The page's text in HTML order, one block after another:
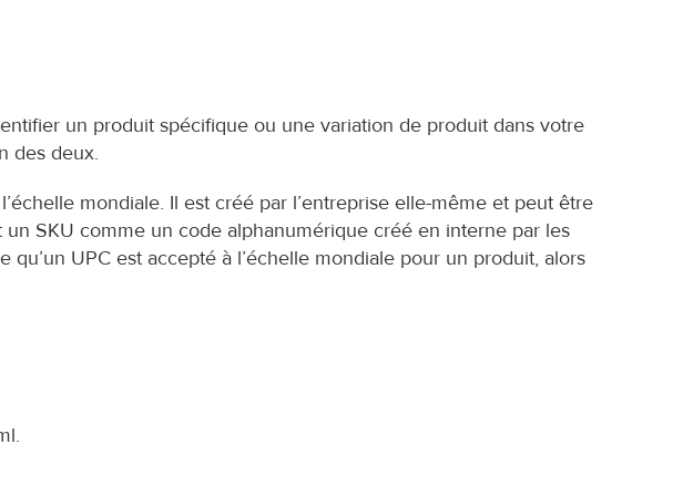
un produit spécifique ou une variation de produit dans votre
des deux.
mondiale. Il est créé par l’entreprise elle-même et peut être
SKU comme un code alphanumérique créé en interne par les
UPC est accepté à l’échelle mondiale pour un produit, alors